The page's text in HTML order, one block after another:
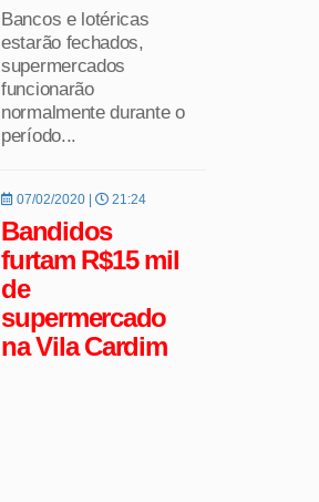
Bancos e lotéricas
estarão fechados,
supermercados
funcionarão
normalmente durante o
período...
07/02/2020 | 21:24
Bandidos
furtam R$15 mil
de
supermercado
na Vila Cardim